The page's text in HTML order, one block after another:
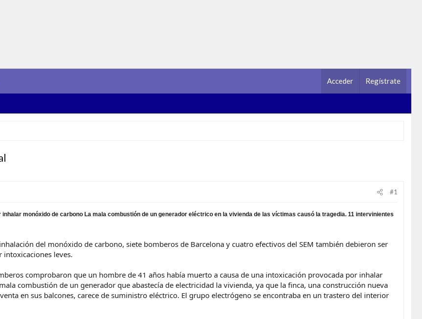
Acceder Regístrate
#1
monóxido de carbono La mala combustión de un generador eléctrico en la vivienda de las víctimas causó la tragedia. 11 intervinientes
del monóxido de carbono, siete bomberos de Barcelona y cuatro efectivos del SEM también debieron ser
leves.
comprobaron que un hombre de 41 años había muerto a causa de una intoxicación provocada por inhalar
combustión de un generador que abastecía de electricidad la vivienda, ya que la finca, una construcción nueva
en sus balcones, carece de suministro eléctrico. El grupo electrógeno se encontraba en un trastero del interior